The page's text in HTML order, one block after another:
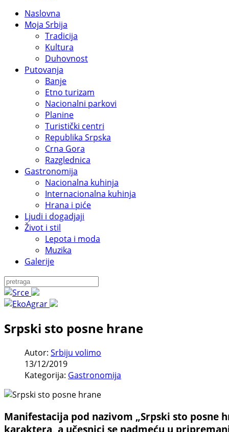
Naslovna
Moja Srbija
Tradicija
Kultura
Duhovnost
Putovanja
Banje
Etno turizam
Nacionalni parkovi
Planine
Turistički centri
Republika Srpska
Crna Gora
Razglednica
Gastronomija
Nacionalna kuhinja
Internacionalna kuhinja
Hrana i piće
Ljudi i dogadjaji
Život i stil
Lepota i moda
Muzika
Galerije
Srpski sto posne hrane
Autor: Srbiju volimo
13/12/2019
Kategorija: Gastronomija
Manifestacija pod nazivom „Srpski sto posne
karaktera, a učesnici se nadmeću u